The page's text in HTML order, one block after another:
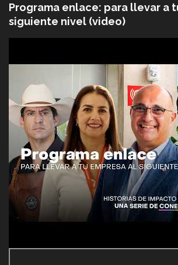
Programa enlace: para llevar a
siguiente nivel (video)